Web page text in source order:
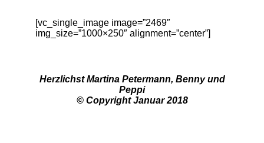
[vc_single_image image=”2469″
img_size=”1000×250″ alignment=”center”]
Herzlichst Martina Petermann, Benny und
Peppi
© Copyright Januar 2018